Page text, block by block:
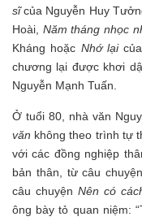
sĩcủa Nguyễn Huy
Hoài, Năm tháng nhọc
Kháng hoặc Nhớ lạicủa
chương lại được khơi
Nguyễn Mạnh Tuấn.
Ở tuổi 80, nhà văn
văn không theo trình tự
với các đồng nghiệp
bản thân, từ câu chuyện
câu chuyện Nên có
ông bày tỏ quan niệm: